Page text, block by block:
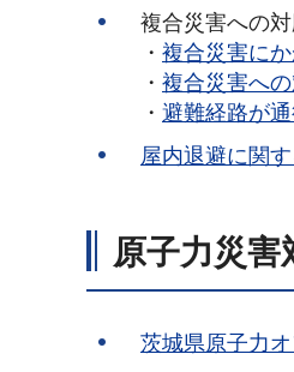
複合災害への
・ 複合災害に
・ 複合災害へ
・ 避難経路が
屋内退避に関
原子力災害
茨城県原子力